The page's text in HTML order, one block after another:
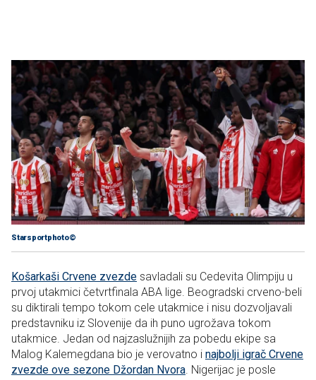
Starsportphoto©
Košarkaši Crvene zvezde savladali su Cedevita Olimpiju u
prvoj utakmici četvrtfinala ABA lige. Beogradski crveno-beli
su diktirali tempo tokom cele utakmice i nisu dozvoljavali
predstavniku iz Slovenije da ih puno ugrožava tokom
utakmice. Jedan od najzaslužnijih za pobedu ekipe sa
Malog Kalemegdana bio je verovatno i najbolji igrač Crvene
zvezde ove sezone Džordan Nvora . Nigerijac je posle